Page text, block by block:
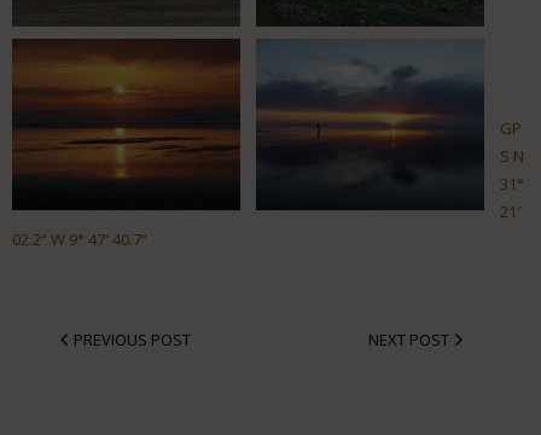
GP
S N
31°
21′
02.2“ W 9° 47′ 40.7“
PREVIOUS POST NEXT POST